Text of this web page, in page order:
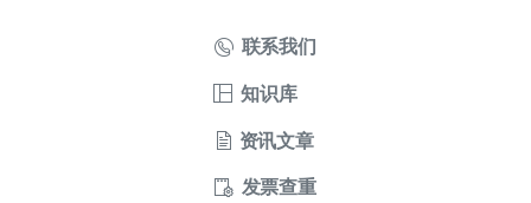
联系我们
知识库
资讯文章
发票查重